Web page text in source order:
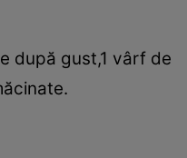
după gust,1 vârf de